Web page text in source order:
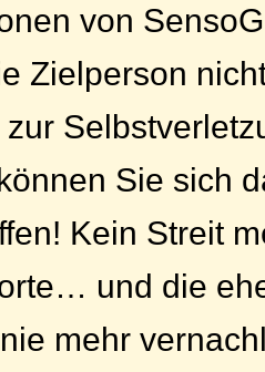
von
Zielperson
Sie sich
Kein Streit
und die
mehr